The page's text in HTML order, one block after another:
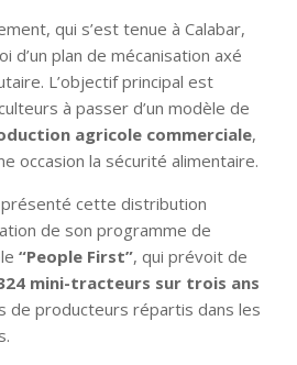
qui s’est tenue à Calabar,
d’un plan de mécanisation axé
L’objectif principal est
à passer d’un modèle de
agricole commerciale,
occasion la sécurité alimentaire.
cette distribution
de son programme de
“People First”, qui prévoit de
mini-tracteurs sur trois ans
de producteurs répartis dans les